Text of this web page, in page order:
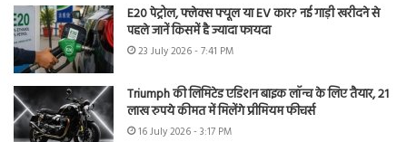
E20 पेट्रोल, फ्लेक्स फ्यूल या EV कार? नई गाड़ी खरीदने से
पहले जानें किसमें है ज्यादा फायदा
23 July 2026 - 7:41 PM
Triumph की लिमिटेड एडिशन बाइक लॉन्च के लिए तैयार, 21
लाख रुपये कीमत में मिलेंगे प्रीमियम फीचर्स
16 July 2026 - 3:17 PM